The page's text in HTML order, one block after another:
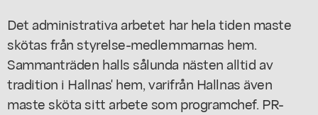
Det administrativa arbetet har hela tiden maste
skötas från styrelse-medlemmarnas hem.
Sammanträden halls sålunda nästen alltid av
tradition i Hallnas' hem, varifrån Hallnas även
maste sköta sitt arbete som programchef. PR-